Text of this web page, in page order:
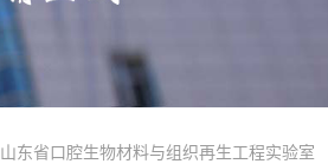
山东省口腔生物材料与组织再生工程实验室